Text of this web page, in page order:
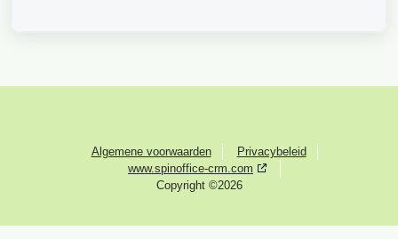
Algemene voorwaarden
Privacybeleid
www.spinoffice-crm.com
Copyright ©2026